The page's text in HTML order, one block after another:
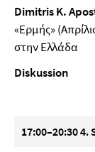
Dimitris K.
«Ερμής»
στην Ελλάδα
Diskussion
17:00–20:30